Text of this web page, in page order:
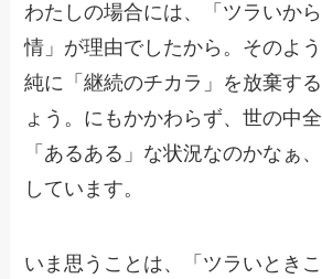
わたしの場合には、「ツラいか
情」が理由でしたから。そのよ
純に「継続のチカラ」を放棄す
ょう。にもかかわらず、世の中
「あるある」な状況なのかなぁ
しています。
いま思うことは、「ツラいとき